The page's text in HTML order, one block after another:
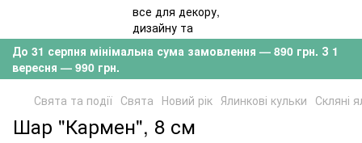
До 31 серпня мінімальна сума замовлення — 890 грн. З 1
вересня — 990 грн.
Свята та події Свята Новий рік Ялинкові кульки Скляні
Шар "Кармен", 8 см